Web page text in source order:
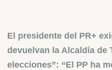
El presidente del PR+
devuelvan la Alcaldía de
elecciones”: “El PP ha